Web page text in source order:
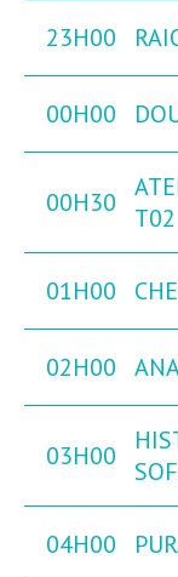
23H00
00H00
00H30
01H00
02H00
03H00
04H00